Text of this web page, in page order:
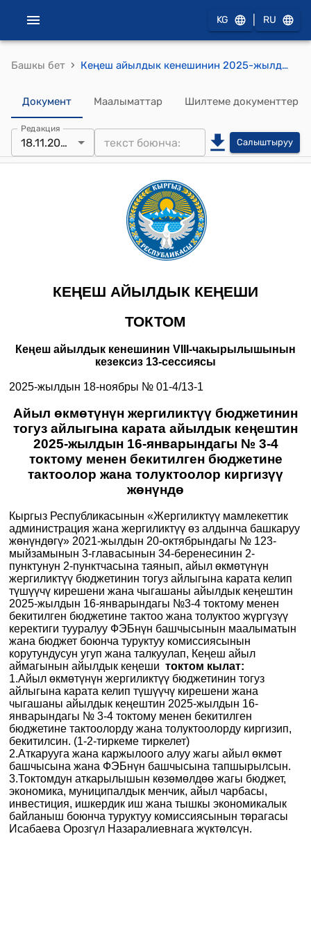
KG RU
Башкы бет › Кеңеш айылдык кенешинин 2025-жылдын 18-ноябрындагы № 01-4/13-1 Айыл өкмөтүнүн жергиликтүү бюджетинин тогуз айлыгына карата айылдык кеңештин 2025-жылдын 16-январындагы № 3-4 токтому менен бекитилген бюджетине тактоолор жана толуктоолор киргизүү жөнүндө токтому
Документ Маалыматтар Шилтеме документтер
Редакция
18.11.2025 Салыштыруу